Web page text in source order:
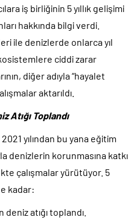
iş birliğinin 5 yıllık gelişimi
hakkında bilgi verdi.
ile denizlerde onlarca yıl
ciddi zarar
diğer adıyla “hayalet
aktarıldı.
Atığı Toplandı
yılından bu yana eğitim
denizlerin korunmasına katkı
çalışmalar yürütüyor. 5
kadar:
atığı toplandı.